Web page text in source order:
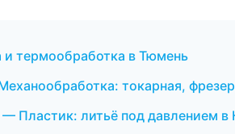
термообработка в Тюмень
токарная,
Пластик: литьё под давлением в